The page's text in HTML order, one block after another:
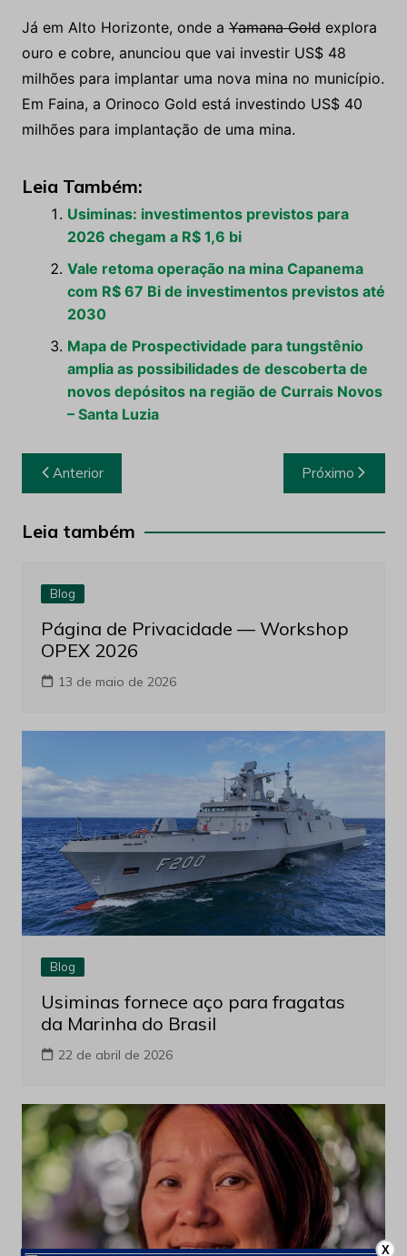
Já em Alto Horizonte, onde a Yamana Goldexplora
ouro e cobre, anunciou que vai investir US$ 48
milhões para implantar uma nova mina no município.
Em Faina, a Orinoco Gold está investindo US$ 40
milhões para implantação de uma mina.
Leia Também:
Usiminas: investimentos previstos para
2026 chegam a R$ 1,6 bi
Vale retoma operação na mina Capanema
com R$ 67 Bi de investimentos previstos até
2030
Mapa de Prospectividade para tungstênio
amplia as possibilidades de descoberta de
novos depósitos na região de Currais Novos
– Santa Luzia
Navegação
de
Post
Anterior Próximo
Leia também
Blog
Página de Privacidade — Workshop
OPEX 2026
13 de maio de 2026
Blog
Usiminas fornece aço para fragatas
da Marinha do Brasil
22 de abril de 2026
X